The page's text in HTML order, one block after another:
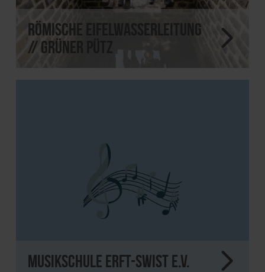
Römische Eifelwasserleitung
// Grüner Pütz
Musikschule Erft-Swist e.V.